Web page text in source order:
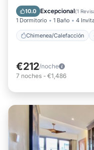
10.0 Excepcional(1
1 Dormitorio 1 Baño 4
Chimenea/Calefacción
Aire
€212/noche
7 noches - €1,486